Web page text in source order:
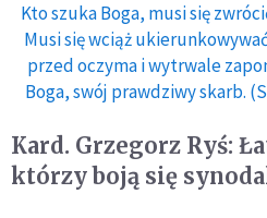
Kto szuka Boga, musi się
Musi się wciąż
przed oczyma i wytrwale
Boga, swój prawdziwy skarb.
Kard. Grzegorz Ryś:
którzy boją się